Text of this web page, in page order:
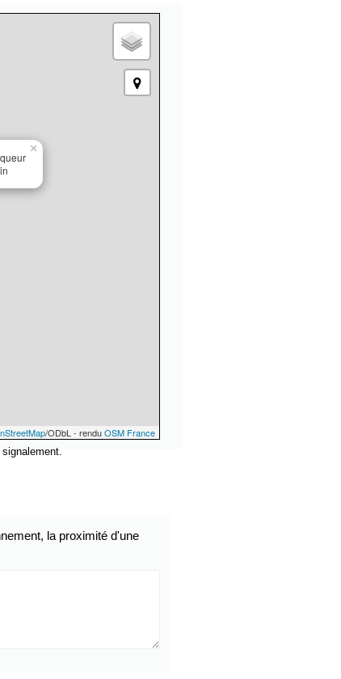
×
/ODbL - renduOSM France
la proximité d'une